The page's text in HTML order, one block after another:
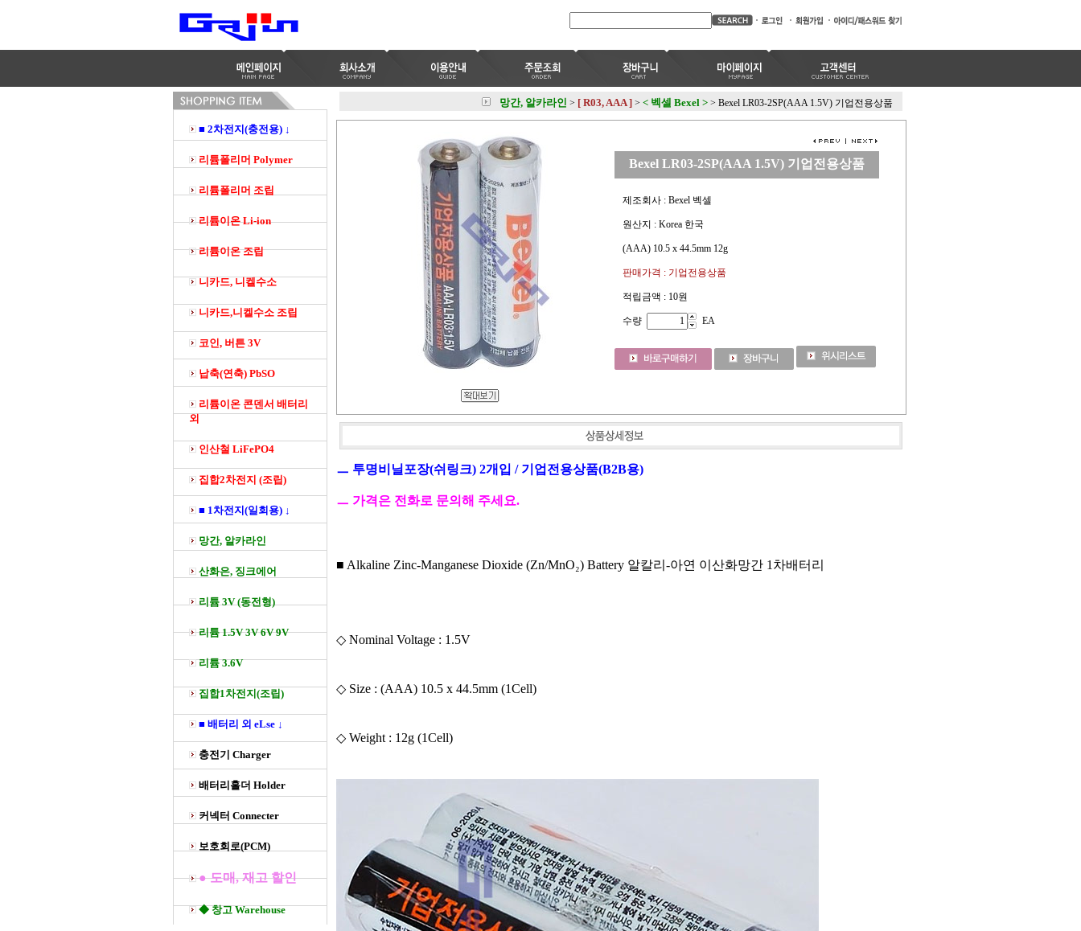
■ 2차전지(충전용) ↓
리튬폴리머 Polymer
리튬폴리머 조립
리튬이온 Li-ion
리튬이온 조립
니카드, 니켈수소
니카드,니켈수소 조립
코인, 버튼 3V
납축(연축) PbSO
리튬이온 콘덴서 배터리
외
인산철 LiFePO4
집합2차전지 (조립)
■ 1차전지(일회용) ↓
망간, 알카라인
산화은, 징크에어
리튬 3V (동전형)
리튬 1.5V 3V 6V 9V
리튬 3.6V
집합1차전지(조립)
■ 배터리 외 eLse ↓
충전기 Charger
배터리홀더 Holder
커넥터 Connecter
보호회로(PCM)
● 도매, 재고 할인
◆ 창고 Warehouse
망간, 알카라인 > [ R03, AAA ] > < 벡셀 Bexel > > Bexel LR03-2SP(AAA 1.5V) 기업전용상품
Bexel LR03-2SP(AAA 1.5V) 기업전용상품
제조회사 : Bexel 벡셀
원산지 : Korea 한국
(AAA) 10.5 x 44.5mm 12g
판매가격 : 기업전용상품
적립금액 : 10원
수량 EA
ㅡ 투명비닐포장(쉬링크) 2개입 / 기업전용상품(B2B용)
ㅡ 가격은 전화로 문의해 주세요.
■ Alkaline Zinc-Manganese Dioxide (Zn/MnO₂) Battery 알칼리-아연 이산화망간 1차배터리
◇ Nominal Voltage : 1.5V
◇ Size : (AAA) 10.5 x 44.5mm (1Cell)
◇ Weight : 12g (1Cell)